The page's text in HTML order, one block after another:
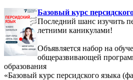
Базовый курс
Последний шанс изучить
летними каникулами!
Объявляется набор на
общеразвивающей
образования
«Базовый курс персидского языка